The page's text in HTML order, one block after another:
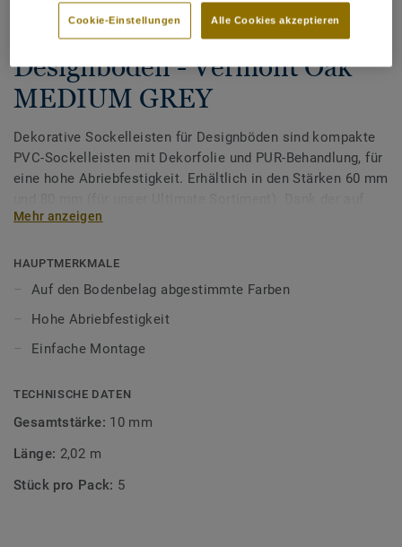
Tarkett Zubehör Komplettsortiment
Dekorative Sockelleisten für
Designböden - Vermont Oak
MEDIUM GREY
Dekorative Sockelleisten für Designböden sind kompakte
PVC-Sockelleisten mit Dekorfolie und PUR-Behandlung, für
eine hohe Abriebfestigkeit. Erhältlich in den Stärken 60 mm
unsere Designböden abgestimmten Farben sorgen Sie für
Mehr anzeigen
HAUPTMERKMALE
Auf den Bodenbelag abgestimmte Farben
Hohe Abriebfestigkeit
Einfache Montage
TECHNISCHE DATEN
Gesamtstärke: 10 mm
Länge: 2,02 m
Stück pro Pack: 5
Alle Cookies akzeptieren
Cookie-Einstellungen